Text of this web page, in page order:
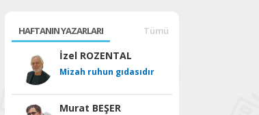
HAFTANIN YAZARLARI Tümü
İzel ROZENTAL
Mizah ruhun gıdasıdır
Murat BEŞER